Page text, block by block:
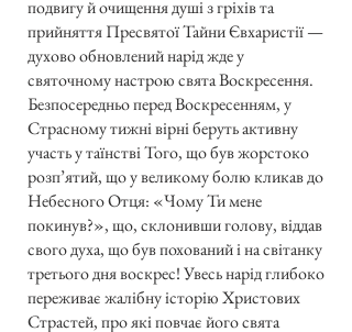
подвигу й очищення душі з гріхів та
прийняття Пресвятої Тайни Євхаристії —
духово обновлений нарід жде у
святочному настрою свята Воскресення.
Безпосередньо перед Воскресенням, у
Страсному тижні вірні беруть активну
участь у таїнстві Того, що був жорстоко
розп’ятий, що у великому болю кликав до
Небесного Отця: «Чому Ти мене
покинув?», що, склонивши голову, віддав
свого духа, що був похований і на світанку
третього дня воскрес! Увесь нарід глибоко
переживає жалібну історію Христових
Страстей, про які повчає його свята